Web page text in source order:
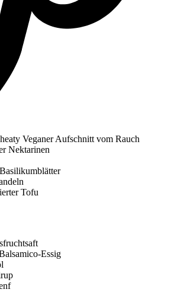
Veganer Aufschnitt vom Rauch
Nektarinen
Tofu
Essig